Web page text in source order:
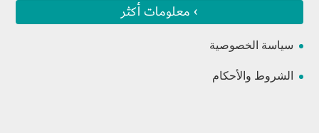
› معلومات أكثر
سياسة الخصوصية
الشروط والأحكام